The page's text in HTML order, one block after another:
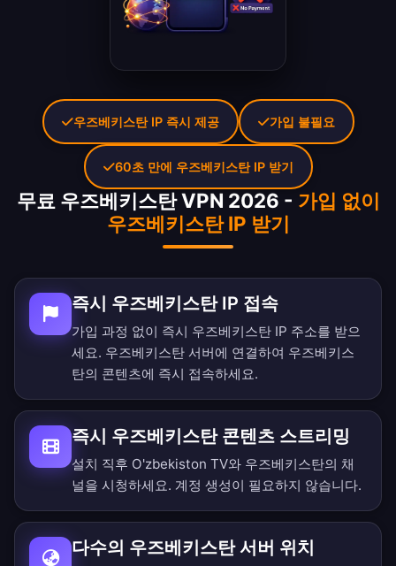
무료 우즈베키스탄 VPN 2026 - 가입 없이
우즈베키스탄 IP 받기
즉시 우즈베키스탄 IP 접속
가입 과정 없이 즉시 우즈베키스탄 IP 주소를 받으
세요. 우즈베키스탄 서버에 연결하여 우즈베키스
탄의 콘텐츠에 즉시 접속하세요.
즉시 우즈베키스탄 콘텐츠 스트리밍
설치 직후 O'zbekiston TV와 우즈베키스탄의 채
널을 시청하세요. 계정 생성이 필요하지 않습니다.
다수의 우즈베키스탄 서버 위치
우즈베키스탄 IP 즉시 제공 가입 불필요
60초 만에 우즈베키스탄 IP 받기